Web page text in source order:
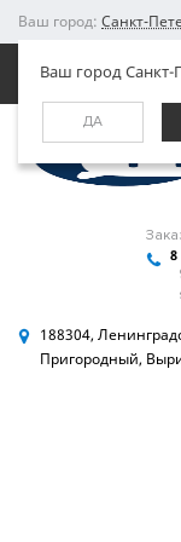
Ваш город: Санкт-
Ваш город Санкт-
ДА
8
188304,
Пригородный,
Меню